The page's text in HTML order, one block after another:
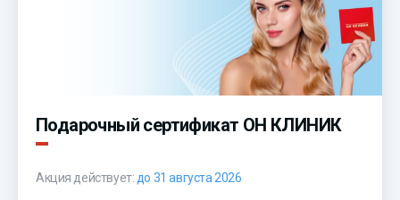
Подарочный сертификат ОН КЛИНИК
Акция действует: до 31 августа 2026